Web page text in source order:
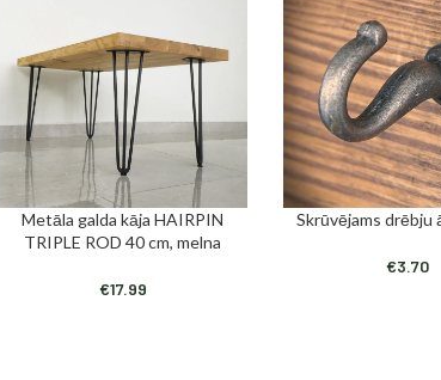
PIEVIENOT GROZAM
Metāla galda kāja HAIRPIN
TRIPLE ROD 40 cm, melna
€17.99
PIEVIENOT GROZAM
Skrūvējams drēbju
€3.70